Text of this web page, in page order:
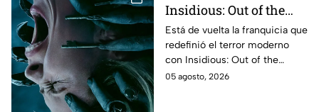
Insidious: Out of the
Further; esto revela el
aterrador primer tráiler
Está de vuelta la franquicia que
redefinió el terror moderno
con Insidious: Out of the
Further. Te contamos todo lo
05 agosto, 2026